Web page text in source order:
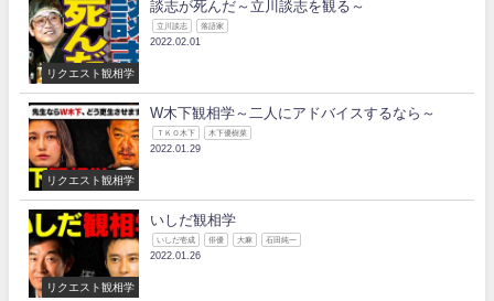
リクエスト観相学
談志が死んだ～立川談志を観る～
立川談志 落語家
2022.02.01
リクエスト観相学
W木下観相学～二人にアドバイスするなら～
ＴＫＯ木下 木下優樹菜
2022.01.29
リクエスト観相学
いしだ観相学
いしだ壱成 俳優 大麻 石田純一
2022.01.26